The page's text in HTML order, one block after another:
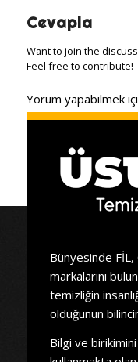
Cevapla
Want to join the
Feel free to contribute!
Yorum yapabilmek
Bünyesinde FİL,
markalarını
temizliğin
olduğunun
Bilgi ve